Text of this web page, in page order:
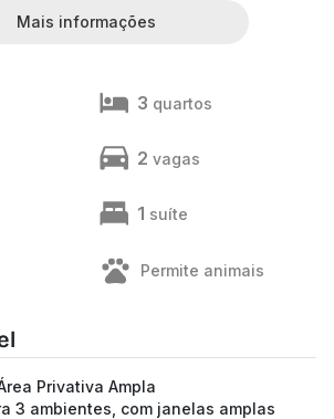
Mais informações
3 quartos
2 vagas
1 suíte
Permite animais
Privativa Ampla
3 ambientes, com janelas amplas